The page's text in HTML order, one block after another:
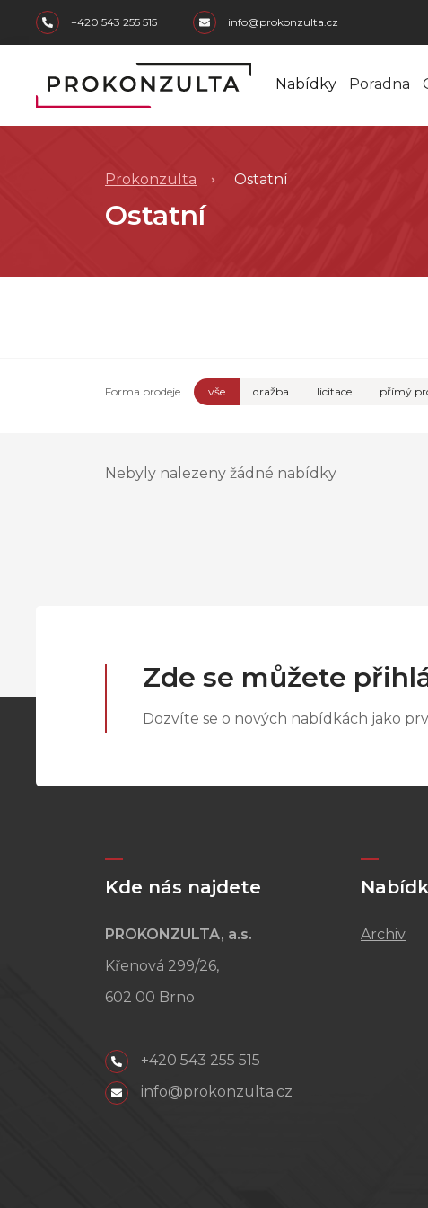
skip to main content
+420 543 255 515 info@prokonzulta.cz
Nabídky Poradna
Prokonzulta Ostatní
Ostatní
Forma prodeje vše dražba licitace přímý
Nebyly nalezeny žádné nabídky
Zde se můžete
Dozvíte se o nových nabídkách jako
Kde nás najdete
PROKONZULTA, a.s.
Křenová 299/26,
602 00 Brno
+420 543 255 515
info@prokonzulta.cz
Archiv